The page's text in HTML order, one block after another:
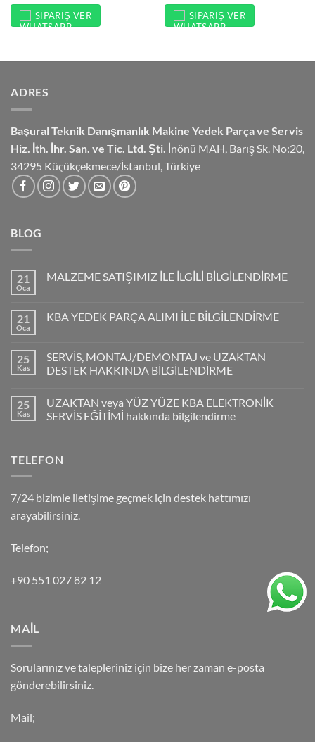
SIPARIŞ VER SIPARIŞ VER
ADRES
Başural Teknik Danışmanlık Makine Yedek Parça ve Servis
Hiz. İth. İhr. San. ve Tic. Ltd. Şti. İnönü MAH, Barış Sk. No:20,
34295 Küçükçekmece/İstanbul, Türkiye
BLOG
21
Oca
MALZEME SATIŞIMIZ İLE İLGİLİ BİLGİLENDİRME
21
Oca
KBA YEDEK PARÇA ALIMI İLE BİLGİLENDİRME
25
Kas
SERVİS, MONTAJ/DEMONTAJ ve UZAKTAN
DESTEK HAKKINDA BİLGİLENDİRME
25
Kas
UZAKTAN veya YÜZ YÜZE KBA ELEKTRONİK
SERVİS EĞİTİMİ hakkında bilgilendirme
TELEFON
7/24 bizimle iletişime geçmek için destek hattımızı
arayabilirsiniz.
Telefon;
+90 551 027 82 12
MAİL
Sorularınız ve talepleriniz için bize her zaman e-posta
gönderebilirsiniz.
Mail;